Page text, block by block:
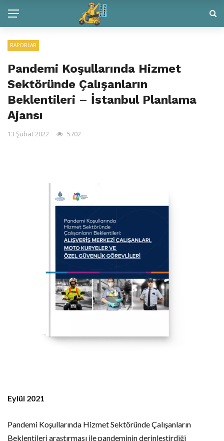
RAPORLAR
Pandemi Koşullarında Hizmet
Sektöründe Çalışanların
Beklentileri – İstanbul Planlama
Ajansı
13 Şubat 2022 5702
Eylül 2021
Pandemi Koşullarında Hizmet Sektöründe Çalışanların
Beklentileri araştırması ile pandeminin derinleştirdiği